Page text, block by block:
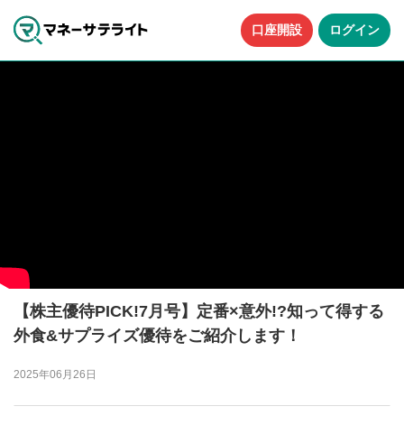
口座開設 ログイン
【株主優待PICK!7月号】定番×意外!?知って得する
外食&サプライズ優待をご紹介します！
2025年06月26日